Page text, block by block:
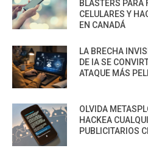
BLASTERS PARA
CELULARES Y
EN CANADÁ
LA BRECHA
DE IA SE
ATAQUE MÁS
OLVIDA
HACKEA
PUBLICITARIOS